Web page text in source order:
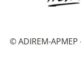
© ADIREM-APMEP